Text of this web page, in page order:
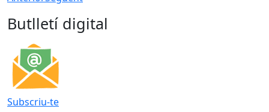
Butlletí digital
Subscriu-te